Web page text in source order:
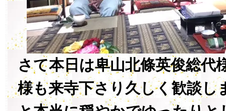
さて本日は卑山北條英俊総代
様も来寺下さり久しく歓談し